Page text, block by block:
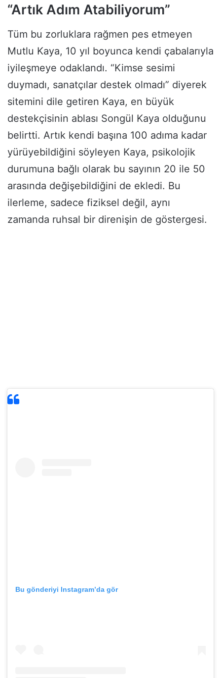
“Artık Adım Atabiliyorum”
Tüm bu zorluklara rağmen pes etmeyen
Mutlu Kaya, 10 yıl boyunca kendi çabalarıyla
iyileşmeye odaklandı. “Kimse sesimi
duymadı, sanatçılar destek olmadı” diyerek
sitemini dile getiren Kaya, en büyük
destekçisinin ablası Songül Kaya olduğunu
belirtti. Artık kendi başına 100 adıma kadar
yürüyebildiğini söyleyen Kaya, psikolojik
durumuna bağlı olarak bu sayının 20 ile 50
arasında değişebildiğini de ekledi. Bu
ilerleme, sadece fiziksel değil, aynı
zamanda ruhsal bir direnişin de göstergesi.
Bu gönderiyi Instagram’da gör